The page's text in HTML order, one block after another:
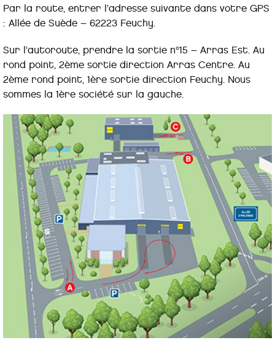
Par la route, entrer l’adresse suivante dans votre GPS
: Allée de Suède – 62223 Feuchy.
Sur l’autoroute, prendre la sortie n°15 – Arras Est. Au
rond point, 2ème sortie direction Arras Centre. Au
2ème rond point, 1ère sortie direction Feuchy. Nous
sommes la 1ère société sur la gauche.